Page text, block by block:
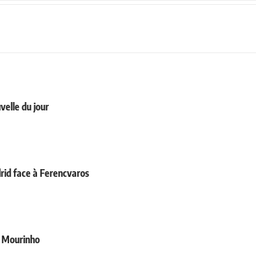
du jour
face à Ferencvaros
Mourinho